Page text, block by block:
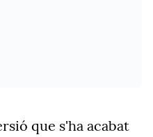
que s'ha acabat